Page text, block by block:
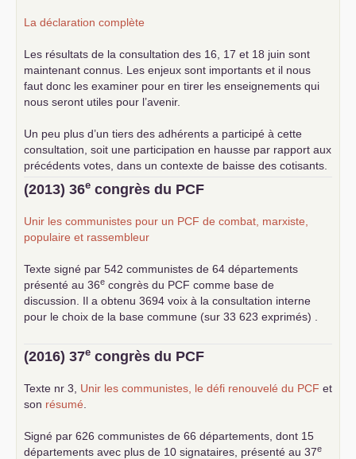
La déclaration complète
Les résultats de la consultation des 16, 17 et 18 juin sont
maintenant connus. Les enjeux sont importants et il nous
faut donc les examiner pour en tirer les enseignements qui
nous seront utiles pour l’avenir.
Un peu plus d’un tiers des adhérents a participé à cette
consultation, soit une participation en hausse par rapport aux
précédents votes, dans un contexte de baisse des cotisants.
... lire la suite
(2013) 36e congrès du PCF
Unir les communistes pour un PCF de combat, marxiste,
populaire et rassembleur
Texte signé par 542 communistes de 64 départements
présenté au 36e congrès du PCF comme base de
discussion. Il a obtenu 3694 voix à la consultation interne
pour le choix de la base commune (sur 33 623 exprimés) .
(2016) 37e congrès du PCF
Texte nr 3, Unir les communistes, le défi renouvelé du PCF et
son résumé
Signé par 626 communistes de 66 départements, dont 15
départements avec plus de 10 signataires, présenté au 37e